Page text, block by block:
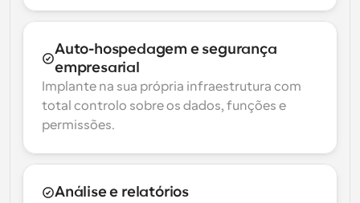
Auto-hospedagem e segurança
empresarial
Implante na sua própria infraestrutura com
total controlo sobre os dados, funções e
permissões.
Análise e relatórios